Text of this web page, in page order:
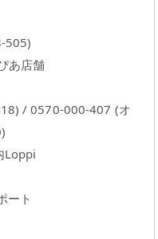
505)
あ店舗
/ 0570-000-407 (オ
Loppi
ート